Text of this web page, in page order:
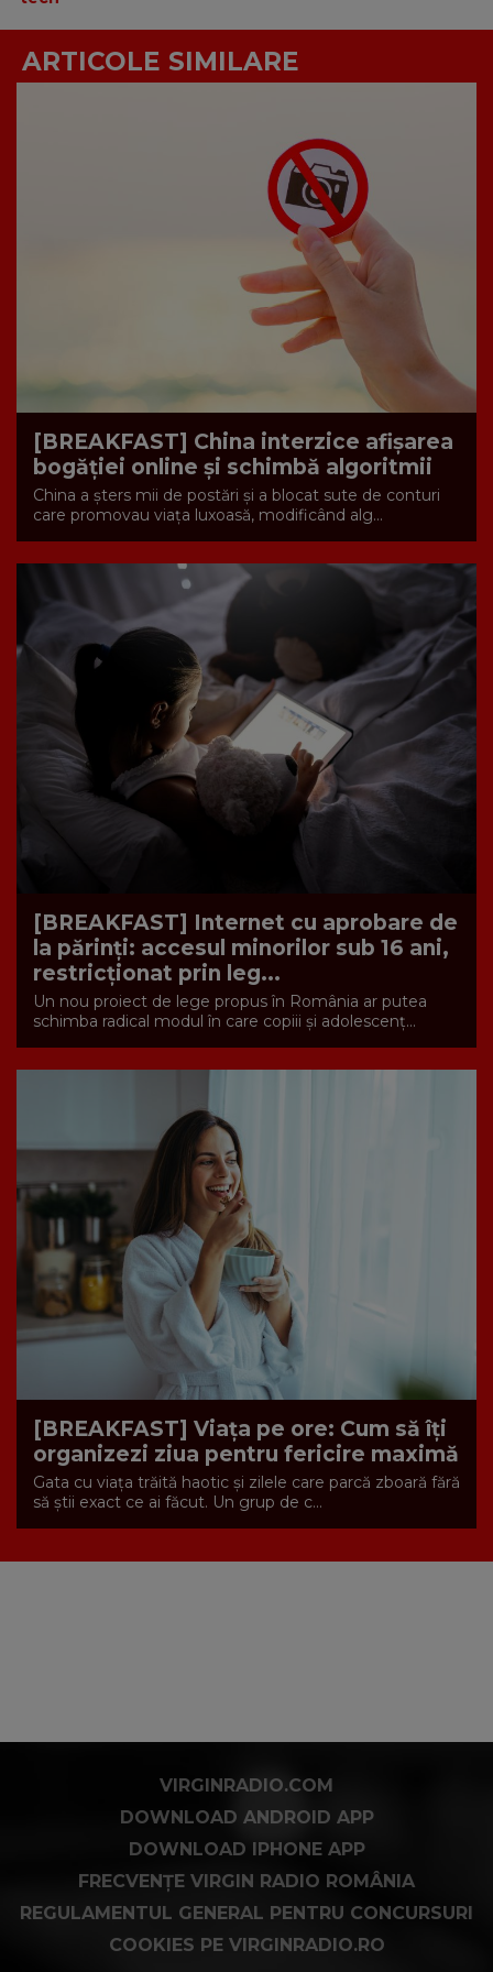
ARTICOLE SIMILARE
[BREAKFAST] China interzice afișarea
bogăției online și schimbă algoritmii
China a șters mii de postări și a blocat sute de conturi
care promovau viața luxoasă, modificând alg...
[BREAKFAST] Internet cu aprobare de
la părinți: accesul minorilor sub 16 ani,
restricționat prin leg...
Un nou proiect de lege propus în România ar putea
schimba radical modul în care copiii și adolescenț...
[BREAKFAST] Viața pe ore: Cum să îți
organizezi ziua pentru fericire maximă
Gata cu viața trăită haotic și zilele care parcă zboară fără
să știi exact ce ai făcut. Un grup de c...
VIRGINRADIO.COM
DOWNLOAD ANDROID APP
DOWNLOAD IPHONE APP
FRECVENȚE VIRGIN RADIO ROMÂNIA
REGULAMENTUL GENERAL PENTRU CONCURSURI
COOKIES PE VIRGINRADIO.RO